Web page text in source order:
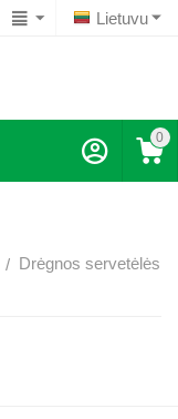
Lietuvu
0
/ Drėgnos servetėlės